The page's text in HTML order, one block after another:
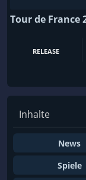
Tour de France
RELEASE
Inhalte
News
Spiele